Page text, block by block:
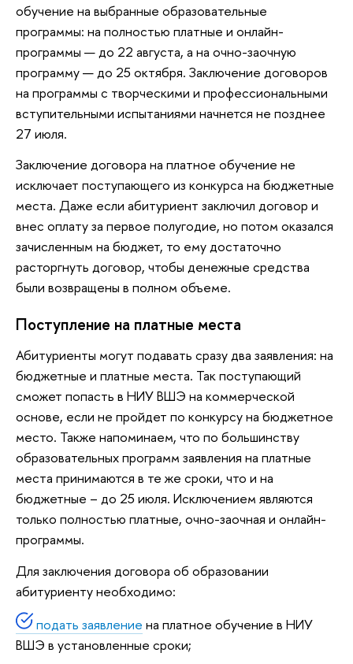
обучение на выбранные образовательные
программы: на полностью платные и онлайн-
программы — до 22 августа, а на очно-заочную
программу — до 25 октября. Заключение договоров
на программы с творческими и профессиональными
вступительными испытаниями начнется не позднее
27 июля.
Заключение договора на платное обучение не
исключает поступающего из конкурса на бюджетные
места. Даже если абитуриент заключил договор и
внес оплату за первое полугодие, но потом оказался
зачисленным на бюджет, то ему достаточно
расторгнуть договор, чтобы денежные средства
были возвращены в полном объеме.
Поступление на платные места
Абитуриенты могут подавать сразу два заявления: на
бюджетные и платные места. Так поступающий
сможет попасть в НИУ ВШЭ на коммерческой
основе, если не пройдет по конкурсу на бюджетное
место. Также напоминаем, что по большинству
образовательных программ заявления на платные
места принимаются в те же сроки, что и на
бюджетные – до 25 июля. Исключением являются
только полностью платные, очно-заочная и онлайн-
программы.
Для заключения договора об образовании
абитуриенту необходимо:
подать заявление на платное обучение в НИУ
ВШЭ в установленные сроки;